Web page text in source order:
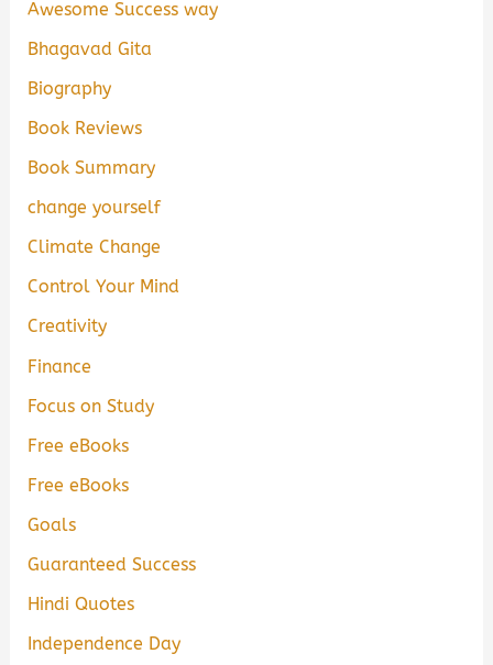
Awesome Success way
Bhagavad Gita
Biography
Book Reviews
Book Summary
change yourself
Climate Change
Control Your Mind
Creativity
Finance
Focus on Study
Free eBooks
Free eBooks
Goals
Guaranteed Success
Hindi Quotes
Independence Day